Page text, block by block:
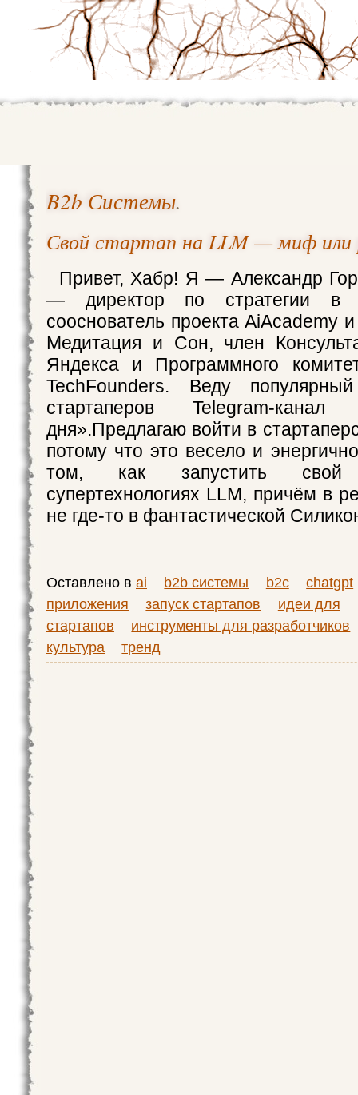
B2b Системы.
Свой стартап на LLM — миф или
Привет, Хабр! Я — Александр
— директор по стратегии в
сооснователь проекта AiAcademy
Медитация и Сон, член
Яндекса и Программного
TechFounders. Веду
стартаперов Telegram-
дня».Предлагаю войти в
потому что это весело и
том, как запустить
супертехнологиях LLM, причём в
не где-то в фантастической
Оставлено в ai b2b системы b2c
chatgpt
приложения
запуск стартапов
идеи для
стартапов
инструменты для разработчиков
культура
тренд